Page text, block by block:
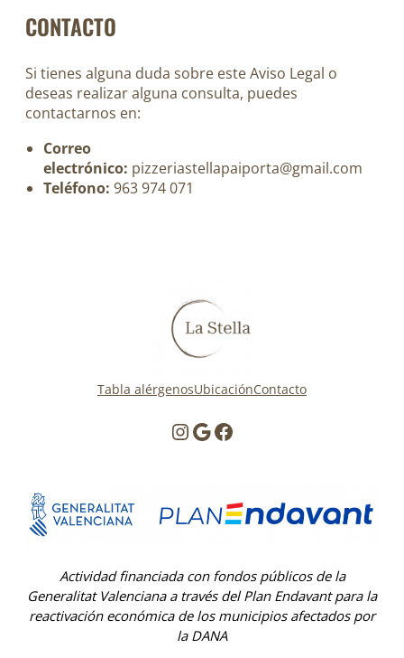
CONTACTO
Si tienes alguna duda sobre este Aviso Legal o
deseas realizar alguna consulta, puedes
contactarnos en:
Correo
electrónico: pizzeriastellapaiporta@gmail.com
Teléfono: 963 974 071
Tabla alérgenosUbicaciónContacto
InstagramGoogle Facebook
Actividad financiada con fondos públicos de la
Generalitat Valenciana a través del Plan Endavant para la
reactivación económica de los municipios afectados por
la DANA